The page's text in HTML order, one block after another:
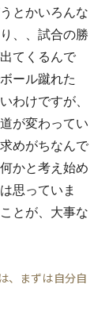
とかいろんな
、、試合の勝
てくるんで
ール蹴れた
わけですが、
が変わってい
めがちなんで
かと考え始め
思っていま
とが、大事な
、まずは自分自